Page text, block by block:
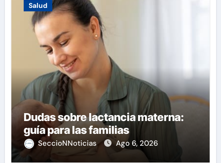
Salud
Dudas sobre lactancia materna:
guía para las familias
SeccioNNoticias Ago 6, 2026